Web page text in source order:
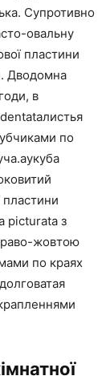
Супротивно
овальну
пластини
Дводомна
в
по
picturata з
жовтою
по краях